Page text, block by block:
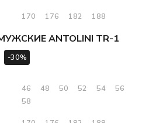
170 176 182 188
ANTOLINI TR-1
-30%
46 48 50 52 54
56
58